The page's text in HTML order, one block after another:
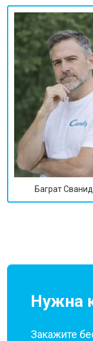
Баграт
Нужна
Закажите